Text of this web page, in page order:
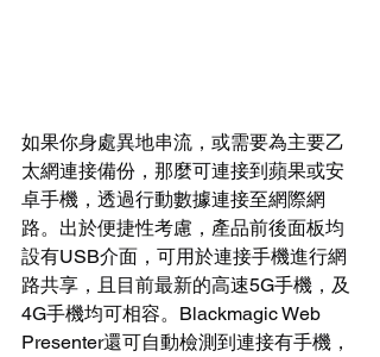
如果你身處異地串流，或需要為主要乙
太網連接備份，那麼可連接到蘋果或安
卓手機，透過行動數據連接至網際網
路。出於便捷性考慮，產品前後面板均
設有USB介面，可用於連接手機進行網
路共享，且目前最新的高速5G手機，及
4G手機均可相容。Blackmagic Web
Presenter還可自動檢測到連接有手機，